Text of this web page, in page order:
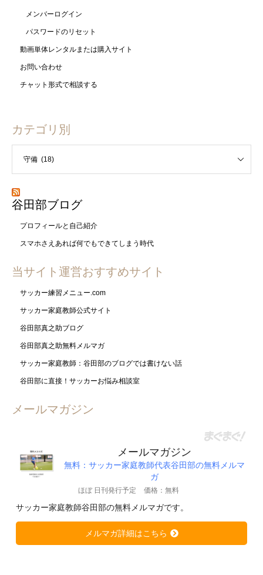
メンバーログイン
パスワードのリセット
動画単体レンタルまたは購入サイト
お問い合わせ
チャット形式で相談する
カテゴリ別
谷田部ブログ
プロフィールと自己紹介
スマホさえあれば何でもできてしまう時代
当サイト運営おすすめサイト
サッカー練習メニュー.com
サッカー家庭教師公式サイト
谷田部真之助ブログ
谷田部真之助無料メルマガ
サッカー家庭教師：谷田部のブログでは書けない話
谷田部に直接！サッカーお悩み相談室
メールマガジン
メールマガジン
無料：サッカー家庭教師代表谷田部の無料メルマ
ガ
ほぼ 日刊発行予定 価格：無料
サッカー家庭教師谷田部の無料メルマガです。
メルマガ詳細はこちら